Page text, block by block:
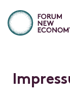
Impress